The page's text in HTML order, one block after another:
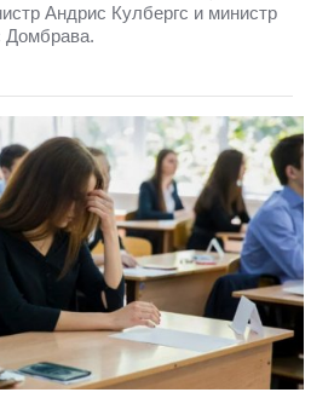
Андрис Кулбергс и министр
Домбрава.